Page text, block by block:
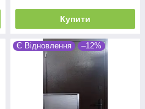
Купити
Є Відновлення –12%